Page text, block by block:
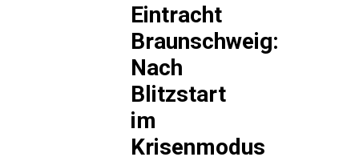
Eintracht
Braunschweig:
Nach
Blitzstart
im
Krisenmodus